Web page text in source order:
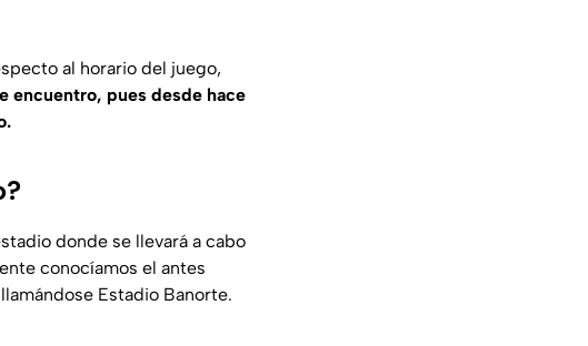
al horario del juego,
encuentro, pues desde hace
donde se llevará a cabo
conocíamos el antes
Estadio Banorte.